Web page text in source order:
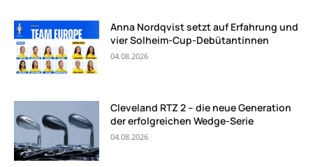
Anna Nordqvist setzt auf Erfahrung und
vier Solheim-Cup-Debütantinnen
04.08.2026
Cleveland RTZ 2 – die neue Generation
der erfolgreichen Wedge-Serie
04.08.2026